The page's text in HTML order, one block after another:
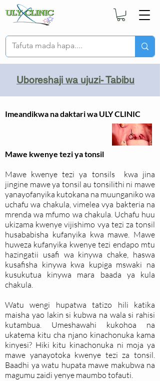
Uboreshaji wa ujuzi- Tabibu
Imeandikwa na daktari wa ULY CLINIC
Mawe kwenye tezi ya tonsil
Mawe kwenye tezi ya tonsils kwa jina
jingine mawe ya tonsil au tonsilithi ni mawe
yanayofanyika kutokana na muunganiko wa
uchafu wa chakula, vimelea vya bakteria na
mrenda wa mfumo wa chakula. Uchafu huu
ukizama kwenye vijishimo vya tezi za tonsil
husababisha kufanyika kwa mawe. Mawe
huweza kufanyika kwenye tezi endapo mtu
hazingatii usafi wa kinywa chake, haswa
kusafisha kinywa kwa kupiga mswaki na
kusukutua kinywa mara baada ya kula
chakula.
Watu wengi hupatwa tatizo hili katika
maisha yao lakin si kubwa na wala si rahisi
kutambua. Umeshawahi kukohoa na
ukatema kitu cha njano kinachonuka kama
kinyesi? Hiki kitu kinachonuka ni moja ya
mawe yanayotoka kwenye tezi za tonsil.
Baadhi ya watu hupata mawe makubwa na
magumu zaidi yenye maumbo tofauti.